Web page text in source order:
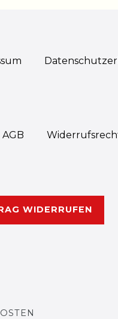
AGB
WIDERRUFEN